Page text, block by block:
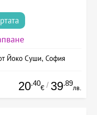
Йоко Суши, София
20.40
€ / 39.89
лв.